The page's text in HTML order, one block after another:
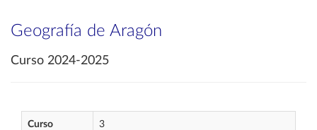
Geografía de Aragón
Curso 2024-2025
Curso 3